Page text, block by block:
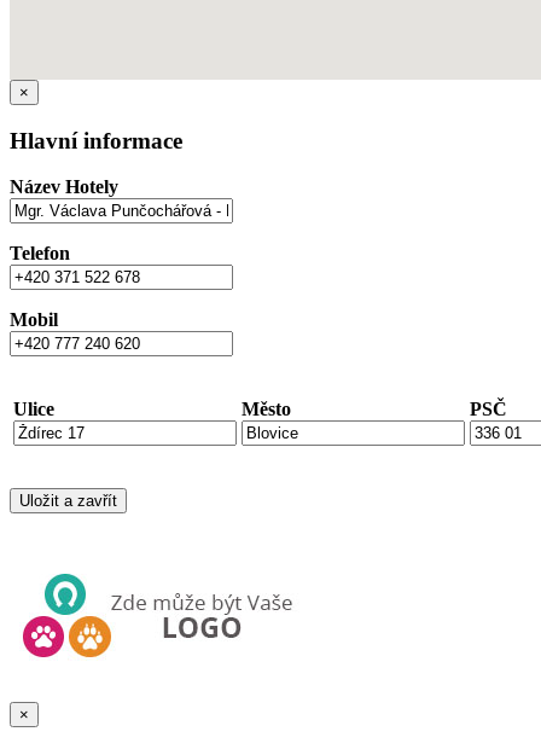
×
Hlavní informace
Název Hotely
Telefon
Mobil
Ulice Město PSČ
×